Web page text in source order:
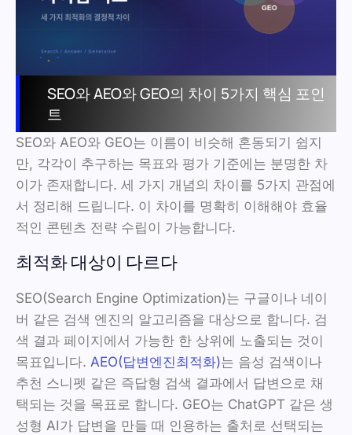
SEO와 AEO와 GEO의 차이 5가지 핵심 포인
트
SEO와 AEO와 GEO는 이름이 비슷해 혼동되기 쉽지
만, 각각이 추구하는 목표와 평가 기준에는 분명한 차
이가 존재합니다. 세 가지 개념의 차이를 5가지 관점에
서 정리해 드립니다. 이 차이를 명확히 이해해야 효율
적인 콘텐츠 전략 수립이 가능합니다.
최적화 대상이 다르다
SEO(Search Engine Optimization)는 구글이나 네이
버 같은 검색 엔진의 알고리즘을 대상으로 합니다. 검
색 결과 페이지에서 가능한 한 상위에 노출되는 것이
목표입니다. AEO(답변엔진최적화)는 음성 검색이나
추천 스니펫 같은 즉답형 검색 결과에서 답변으로 채
택되는 것을 목표로 합니다. GEO는 ChatGPT 같은 생
성형 AI가 답변을 만들 때 인용하는 출처로 선택되는